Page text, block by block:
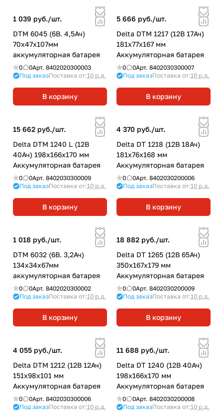
1 039 руб./шт.
DTM 6045 (6В. 4,5Ач)
70х47х107мм
аккумуляторная батарея
0 0Арт. 8402020300003
Под заказПоставка от:10 р.д.
В корзину
5 666 руб./шт.
Delta DTM 1217 (12В 17Ач)
181х77х167 мм
Аккумуляторная батарея
0 0Арт. 8402030300007
Под заказПоставка от:10 р.д.
В корзину
15 662 руб./шт.
Delta DTM 1240 L (12В
40Ач) 198х166х170 мм
Аккумуляторная батарея
0 0Арт. 8402030300009
Под заказПоставка от:10 р.д.
В корзину
4 370 руб./шт.
Delta DT 1218 (12В 18Ач)
181х76х168 мм
Аккумуляторная батарея
0 0Арт. 8402030200006
Под заказПоставка от:10 р.д.
В корзину
1 018 руб./шт.
DTM 6032 (6В. 3,2Ач)
134х34х67мм
аккумуляторная батарея
0 0Арт. 8402020300002
Под заказПоставка от:10 р.д.
В корзину
18 882 руб./шт.
Delta DT 1265 (12В 65Ач)
350х167х179 мм
Аккумуляторная батарея
0 0Арт. 8402030200009
Под заказПоставка от:10 р.д.
В корзину
4 055 руб./шт.
Delta DTM 1212 (12В 12Ач)
151х98х101 мм
Аккумуляторная батарея
0 0Арт. 8402030300006
Под заказПоставка от:10 р.д.
11 688 руб./шт.
Delta DT 1240 (12В 40Ач)
198х166х170 мм
Аккумуляторная батарея
0 0Арт. 8402030200008
Под заказПоставка от:10 р.д.